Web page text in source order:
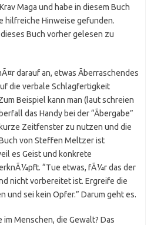
Maga und habe in diesem Buch
hilfreiche Hinweise gefunden.
Buch vorher gelesen zu
darauf an, etwas Ãberraschendes
die verbale Schlagfertigkeit
Beispiel kann man (laut schreien
das Handy bei der “Ãbergabe”
Zeitfenster zu nutzen und die
von Steffen Meltzer ist
es Geist und konkrete
“Tue etwas, fÃ¼r das der
nicht vorbereitet ist. Ergreife die
und sei kein Opfer.” Darum geht es.
Menschen, die Gewalt? Das